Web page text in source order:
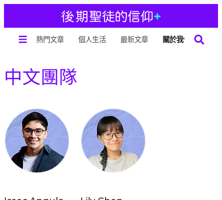
熱門文章 個人生活 最新文章 關於我們
中文團隊